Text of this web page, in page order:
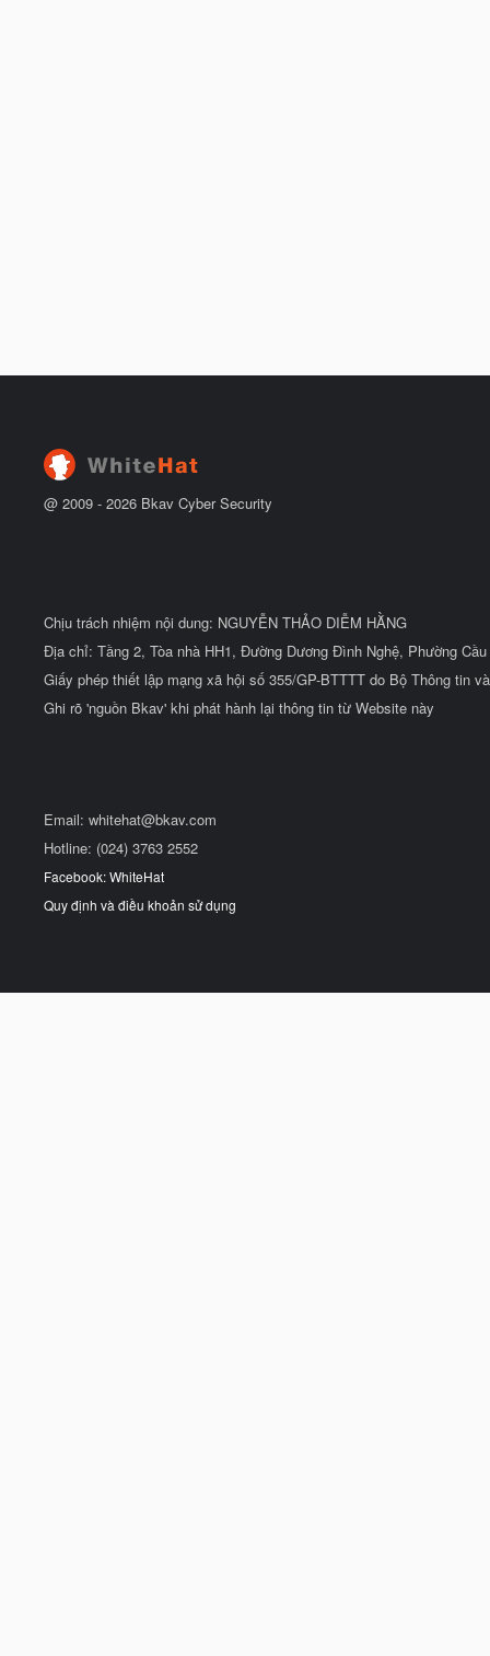
@ 2009 - 2026 Bkav Cyber Security
Chịu trách nhiệm nội dung: NGUYỄN THẢO DIỄM HẰNG
Địa chỉ: Tầng 2, Tòa nhà HH1, Đường Dương Đình Nghệ, Phường
Giấy phép thiết lập mạng xã hội số 355/GP-BTTTT do Bộ Thông tin
Ghi rõ 'nguồn Bkav' khi phát hành lại thông tin từ Website này
Email: whitehat@bkav.com
Hotline: (024) 3763 2552
Facebook: WhiteHat
Quy định và điều khoản sử dụng